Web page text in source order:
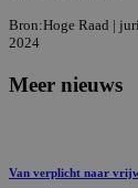
Bron:Hoge Raad |
2024
Meer nieuws
Van verplicht naar